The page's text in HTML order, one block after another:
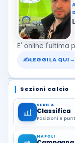
E' online l'ultima
✍LEGGILA QUI →
Sezioni calcio
SERIE A
Classifica
Posizioni e
NAPOLI